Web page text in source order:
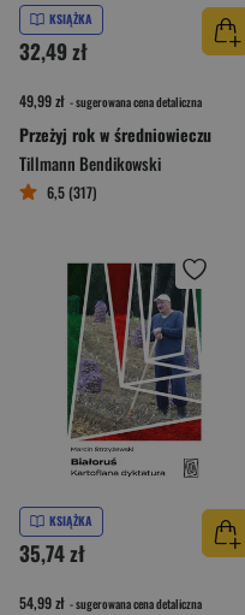
KSIĄŻKA
32,49 zł
49,99 zł - sugerowana cena detaliczna
Przeżyj rok w średniowieczu
Tillmann Bendikowski
6,5 (317)
KSIĄŻKA
35,74 zł
54,99 zł - sugerowana cena detaliczna